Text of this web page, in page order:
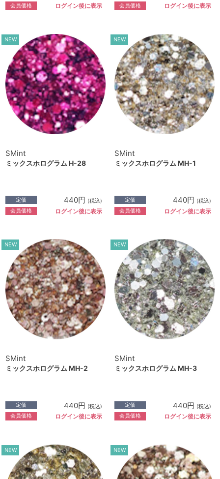
会員価格 ログイン後に表示 会員価格 ログイン後に表示
NEW
SMint
ミックスホログラム H-28
定価 440円 (税込)
会員価格 ログイン後に表示
NEW
SMint
ミックスホログラム MH-1
定価 440円 (税込)
会員価格 ログイン後に表示
NEW
SMint
ミックスホログラム MH-2
定価 440円 (税込)
会員価格 ログイン後に表示
NEW
SMint
ミックスホログラム MH-3
定価 440円 (税込)
会員価格 ログイン後に表示
NEW NEW